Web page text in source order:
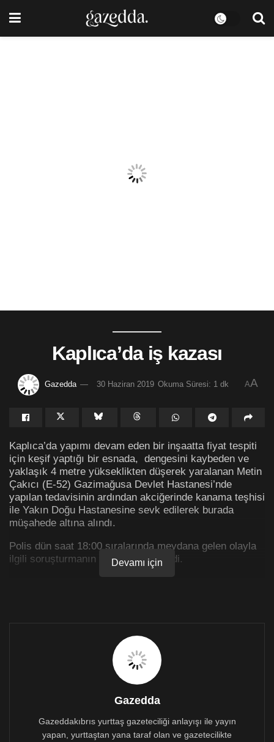
Kaplıca’da iş kazası
Gazedda 30 Haziran 2019 Okuma Süresi: 1 dk AA
Kaplıca’da yapımı devam eden bir inşaatta fiyat tespiti
için keşif yaptığı bir esnada, dengesini kaybeden ve
yaklaşık 4 metre yükseklikten düşerek yaralanan Metin
Çakıcı (E-52) Gazimağusa Devlet Hastanesi’nde
yapılan tedavisinin ardından akciğerinde kanama teşhisi
ile Yakın Doğu Hastanesine sevk edilerek burada
müşahede altına alındı.
Polis dün saat 18:00 sıralarında meydana gelen olayla
ilgili soruşturmanın sürdüğünü bildirdi.
Devamı için
Gazedda
Gazeddakıbrıs yurttaş gazeteciliği anlayışı ile yayın
yapan, yurttaştan yana taraf olan ve gazetecilikte